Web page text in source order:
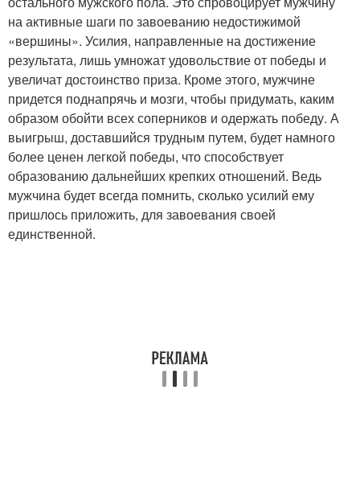
на активные шаги по завоеванию недостижимой
«вершины». Усилия, направленные на достижение
результата, лишь умножат удовольствие от победы и
увеличат достоинство приза. Кроме этого, мужчине
придется поднапрячь и мозги, чтобы придумать, каким
образом обойти всех соперников и одержать победу. А
выигрыш, доставшийся трудным путем, будет намного
более ценен легкой победы, что способствует
образованию дальнейших крепких отношений. Ведь
мужчина будет всегда помнить, сколько усилий ему
пришлось приложить, для завоевания своей
единственной.